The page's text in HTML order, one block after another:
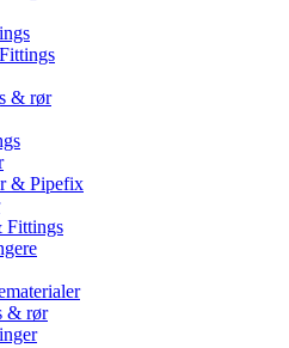
& rør
& Pipefix
Fittings
& rør